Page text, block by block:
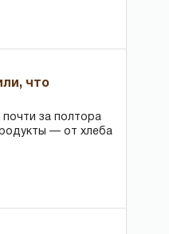
что
почти за полтора
— от хлеба